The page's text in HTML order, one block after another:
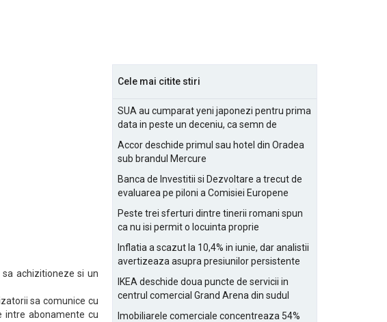
achizitioneze si un
sa comunice cu
intre abonamente cu
Cele mai citite stiri
SUA au cumparat yeni japonezi pentru prima
data in peste un deceniu, ca semn de
Accor deschide primul sau hotel din Oradea
sub brandul Mercure
Banca de Investitii si Dezvoltare a trecut de
evaluarea pe piloni a Comisiei Europene
Peste trei sferturi dintre tinerii romani spun
ca nu isi permit o locuinta proprie
Inflatia a scazut la 10,4% in iunie, dar analistii
avertizeaza asupra presiunilor persistente
IKEA deschide doua puncte de servicii in
centrul comercial Grand Arena din sudul
Imobiliarele comerciale concentreaza 54%